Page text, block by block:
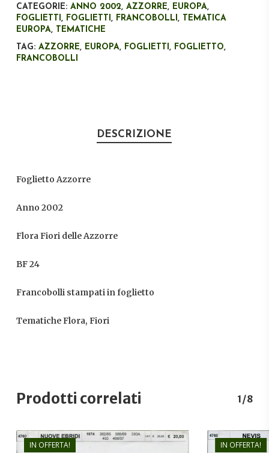
CATEGORIE: ANNO 2002, AZZORRE, EUROPA,
FOGLIETTI , FOGLIETTI , FRANCOBOLLI ,
TEMATICA
EUROPA,
TEMATICHE
TAG: AZZORRE, EUROPA, FOGLIETTI , FOGLIETTO,
FRANCOBOLLI
DESCRIZIONE
Foglietto Azzorre
Anno 2002
Flora Fiori delle Azzorre
BF 24
Francobolli stampati in foglietto
Tematiche Flora, Fiori
Prodotti correlati 1/8
IN OFFERTA! IN OFFERTA!